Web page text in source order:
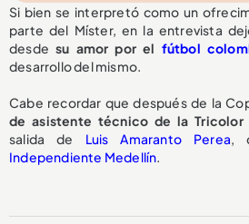
Si bien se interpretó como un
parte del Míster, en la entrevista
desdesu amor por el fútbol
desarrollo del mismo.
Cabe recordar que después de la
de asistente técnico de la Tricolor
salida de Luis Amaranto Perea,
Independiente Medellín.